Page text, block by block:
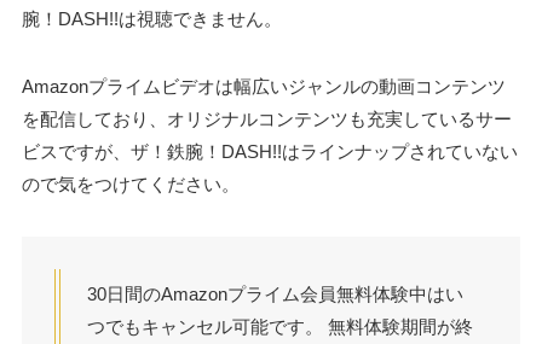
腕！DASH!!は視聴できません。
Amazonプライムビデオは幅広いジャンルの動画コンテンツ
を配信しており、オリジナルコンテンツも充実しているサー
ビスですが、ザ！鉄腕！DASH!!はラインナップされていない
ので気をつけてください。
30日間のAmazonプライム会員無料体験中はい
つでもキャンセル可能です。 無料体験期間が終